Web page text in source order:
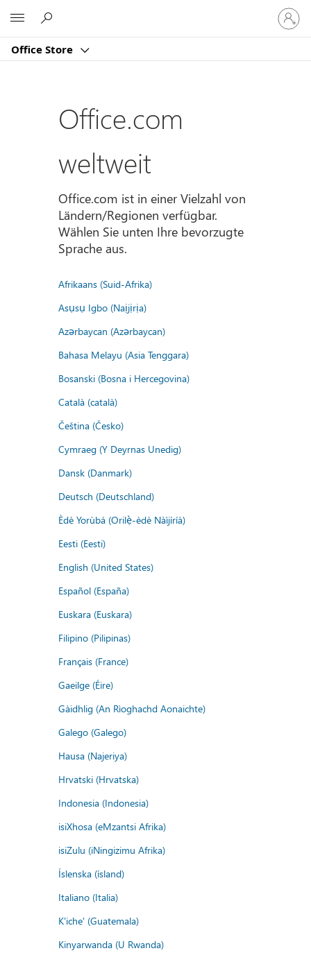
Office Store
Bei
Ihrem
Konto
Office.com
weltweit
Office.com ist in einer Vielzahl von
Ländern/Regionen verfügbar.
Wählen Sie unten Ihre bevorzugte
Sprache aus.
Afrikaans (Suid-Afrika)
Asụsụ Igbo (Naịjịrịa)
Azərbaycan (Azərbaycan)
Bahasa Melayu (Asia Tenggara)
Bosanski (Bosna i Hercegovina)
Català (català)
Čeština (Česko)
Cymraeg (Y Deyrnas Unedig)
Dansk (Danmark)
Deutsch (Deutschland)
Èdè Yorùbá (Orilẹ̀-èdè Nàìjíríà)
Eesti (Eesti)
English (United States)
Español (España)
Euskara (Euskara)
Filipino (Pilipinas)
Français (France)
Gaeilge (Éire)
Gàidhlig (An Rìoghachd Aonaichte)
Galego (Galego)
Hausa (Najeriya)
Hrvatski (Hrvatska)
Indonesia (Indonesia)
isiXhosa (eMzantsi Afrika)
isiZulu (iNingizimu Afrika)
Íslenska (ísland)
Italiano (Italia)
K'iche' (Guatemala)
Kinyarwanda (U Rwanda)